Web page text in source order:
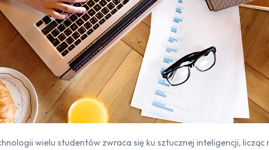
wielu studentów zwraca się ku sztucznej inteligencji,